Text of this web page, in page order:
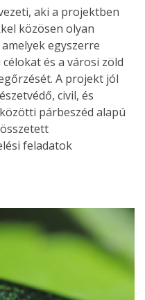
aki a projektben
közösen olyan
egyszerre
és a városi zöld
A projekt jól
civil, és
párbeszéd alapú
feladatok